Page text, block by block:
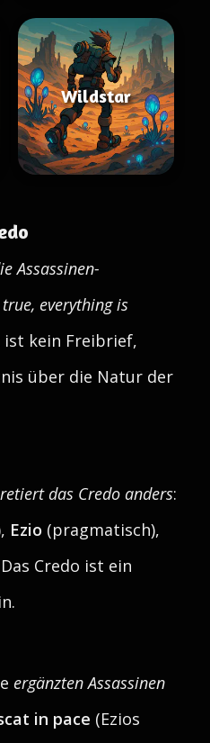
Wildstar
Assassinen-
everything is
ist kein Freibrief,
über die Natur der
das Credo anders:
Ezio (pragmatisch),
Credo ist ein
ergänzten Assassinen
in pace (Ezios